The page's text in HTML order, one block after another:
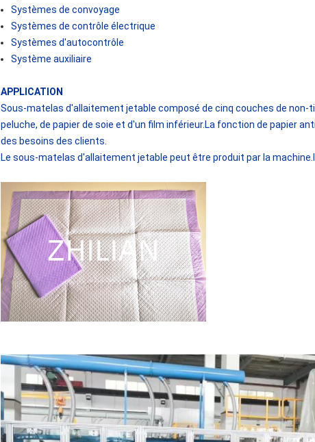
Systèmes de convoyage
Systèmes de contrôle électrique
Systèmes d'autocontrôle
Système auxiliaire
APPLICATION
Sous-matelas d'allaitement jetable composé de cinq couches de non-
peluche, de papier de soie et d'un film inférieur.La fonction de papier
des besoins des clients.
Le sous-matelas d'allaitement jetable peut être produit par la